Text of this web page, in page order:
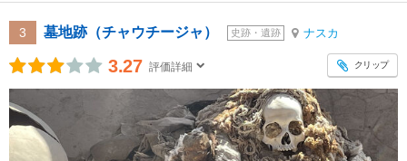
3 墓地跡（チャウチージャ） 史跡・遺跡 ナスカ
3.27 評価詳細 クリップ